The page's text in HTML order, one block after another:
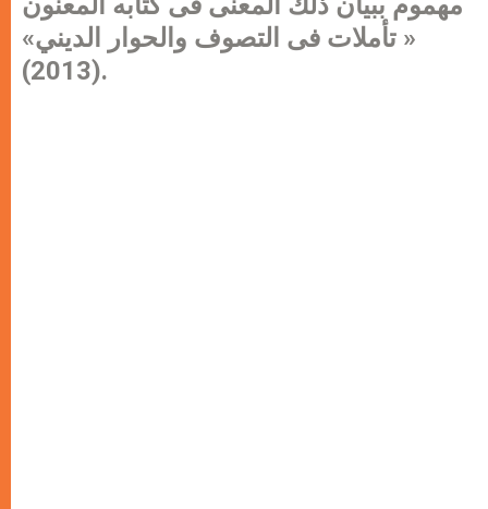
« تأملات فى التصوف والحوار الديني»
(2013).